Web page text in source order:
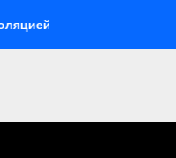
Склады Wildberries